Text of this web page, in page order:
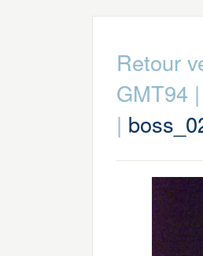
Retour
GMT94 |
|